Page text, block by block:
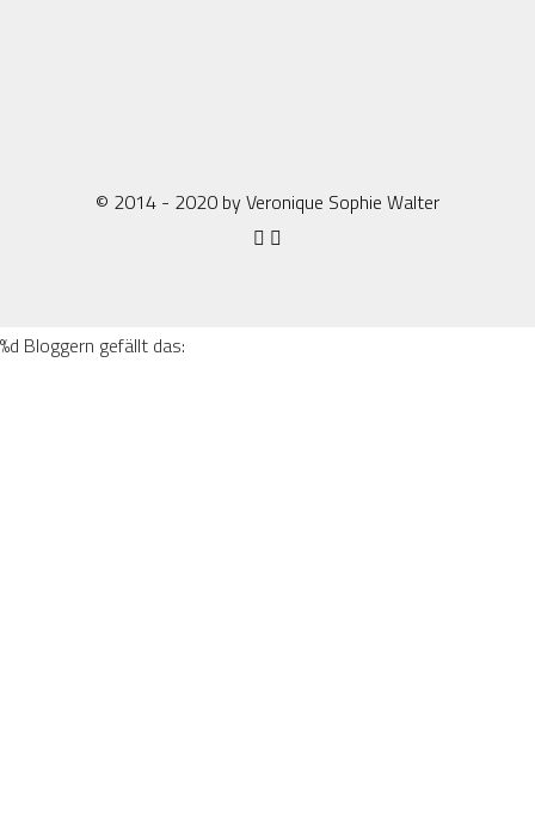
© 2014 - 2020 by Veronique Sophie Walter
%d Bloggern gefällt das: